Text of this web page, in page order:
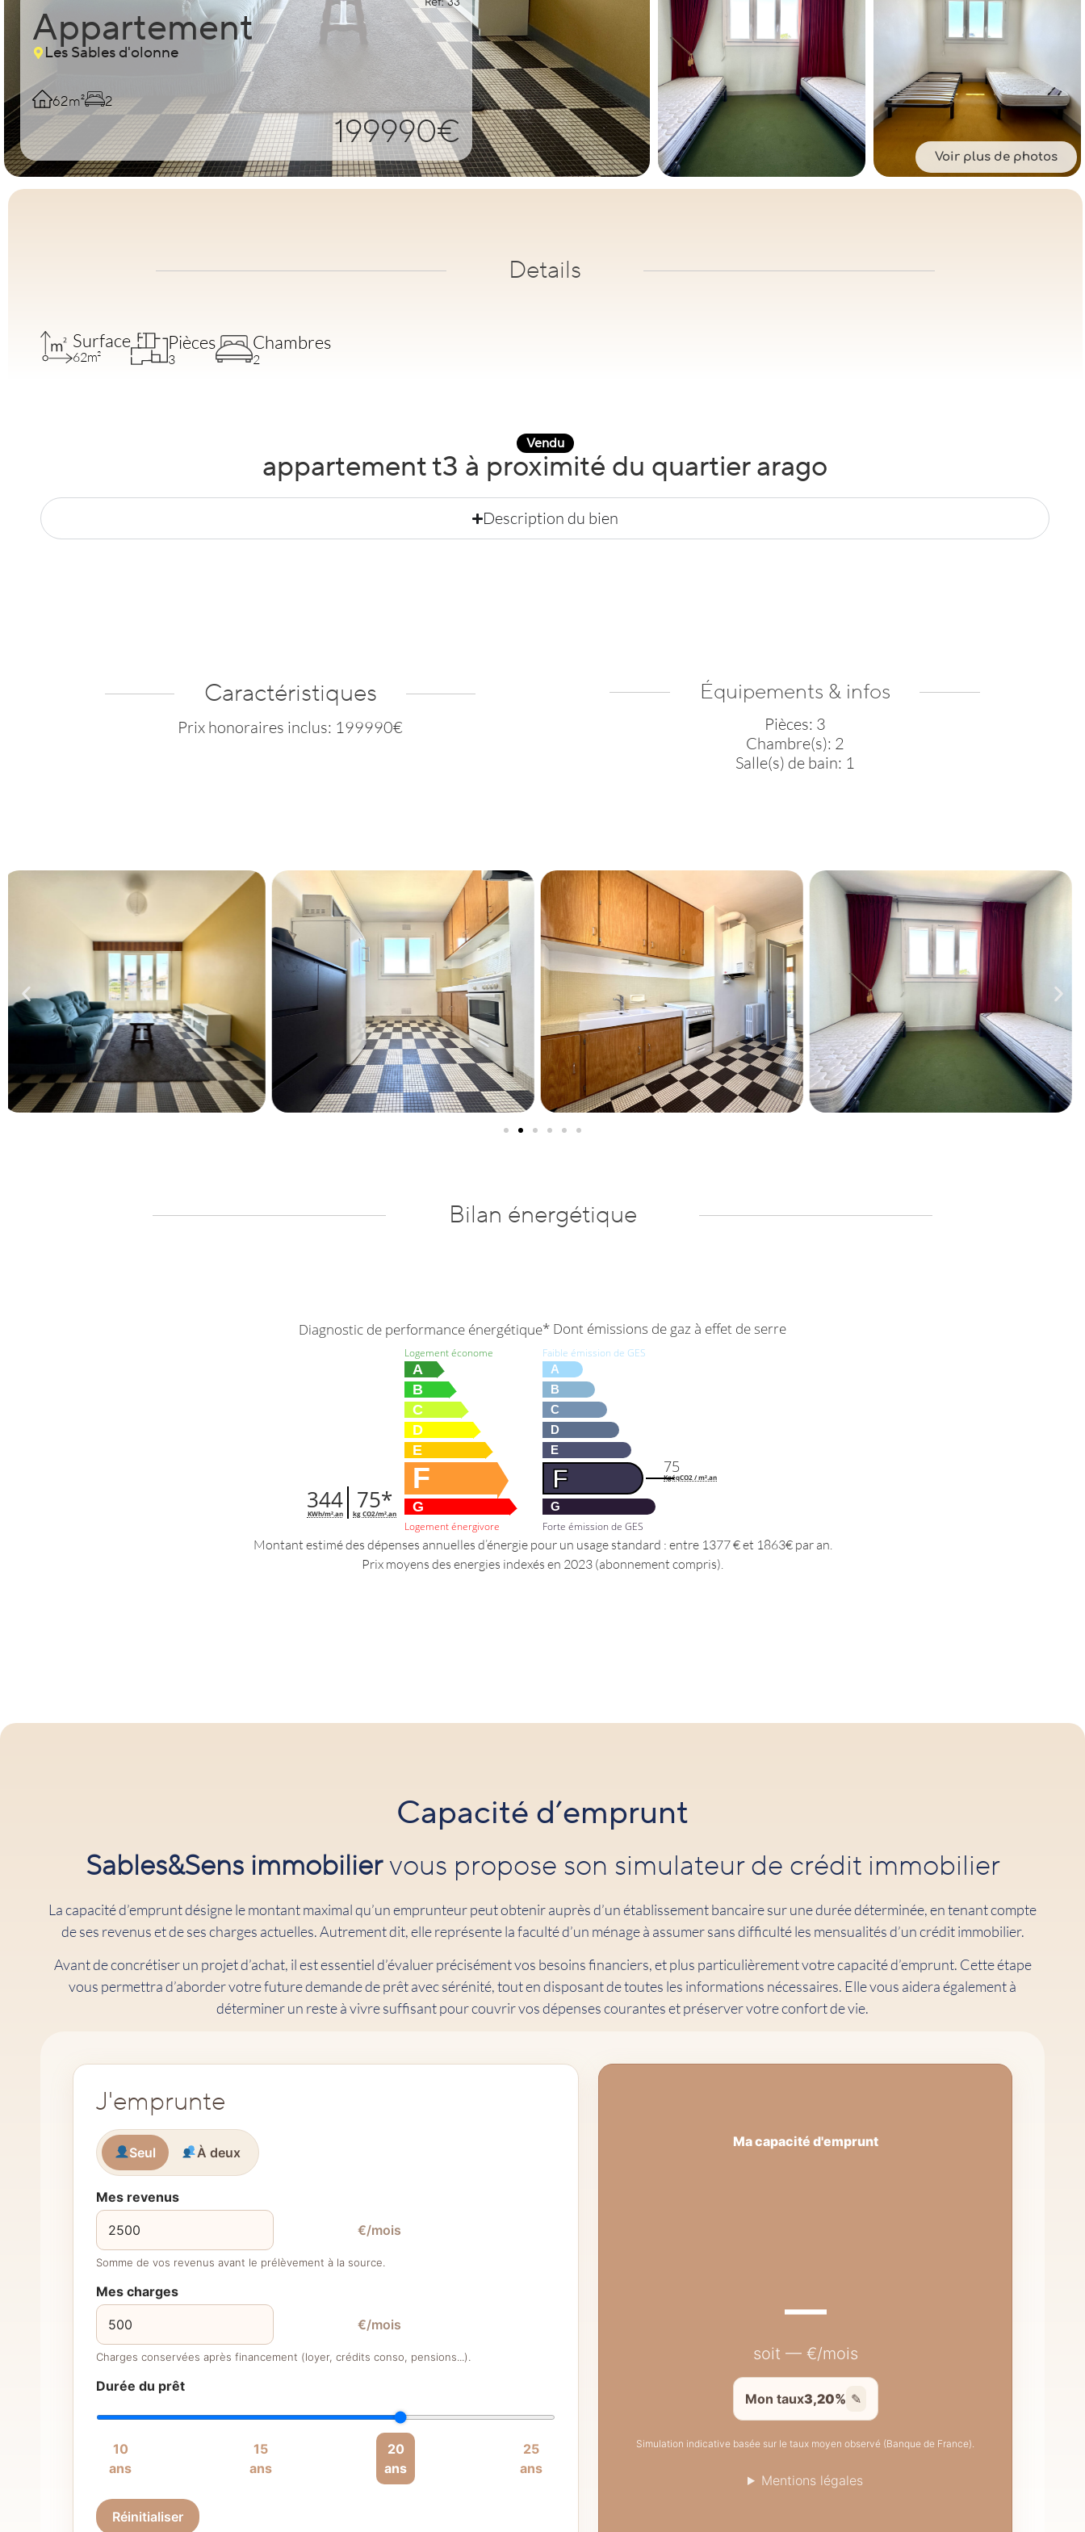
Ref: 33
Appartement
Les Sables d'olonne
62m² 2
199990€
Voir plus de photos
Details
Surface
62m²
Pièces
3
Chambres
2
Vendu
appartement t3 à proximité du quartier arago
Description du bien
Caractéristiques
Prix honoraires inclus: 199990€
Équipements & infos
Pièces: 3
Chambre(s): 2
Salle(s) de bain: 1
Bilan énergétique
Diagnostic de performance énergétique
344
KWh/m².an 75*
kg CO2/m².an
Logement économe
A
B
C
D
E
F
G
Logement énergivore
* Dont émissions de gaz à effet de serre
Faible émission de GES
A
B
C
D
E
F
G
Forte émission de GES
75
KgéqCO2 / m².an
Montant estimé des dépenses annuelles d’énergie pour un usage standard : entre 1377 € et 1863€ par an.
Prix moyens des energies indexés en 2023 (abonnement compris).
Capacité d’emprunt
Sables&Sens immobiliervous propose son simulateur de crédit immobilier
La capacité d’emprunt désigne le montant maximal qu’un emprunteur peut obtenir auprès d’un établissement bancaire sur une durée déterminée, en tenant compte
de ses revenus et de ses charges actuelles. Autrement dit, elle représente la faculté d’un ménage à assumer sans difficulté les mensualités d’un crédit immobilier.
Avant de concrétiser un projet d’achat, il est essentiel d’évaluer précisément vos besoins financiers, et plus particulièrement votre capacité d’emprunt. Cette étape
vous permettra d’aborder votre future demande de prêt avec sérénité, tout en disposant de toutes les informations nécessaires. Elle vous aidera également à
déterminer un reste à vivre suffisant pour couvrir vos dépenses courantes et préserver votre confort de vie.
J'emprunte
Seul À deux
Mes revenus
€/mois
Somme de vos revenus avant le prélèvement à la source.
Mes charges
€/mois
Charges conservées après financement (loyer, crédits conso, pensions...).
Durée du prêt
10
ans
15
ans
20
ans
25
ans
Réinitialiser
Ma capacité d'emprunt
—
soit — €/mois
Mon taux3,20% ✎
Simulation indicative basée sur le taux moyen observé (Banque de France).
Mentions légales